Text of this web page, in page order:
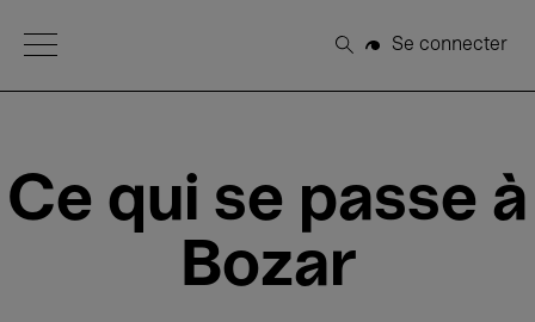
Open Menu
Rechercher
Se connecter
Ce qui se passe à
Bozar